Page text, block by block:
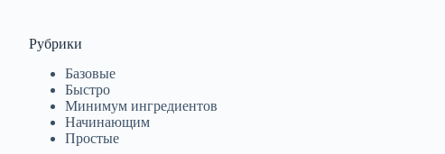
Рубрики
Базовые
Быстро
Минимум ингредиентов
Начинающим
Простые